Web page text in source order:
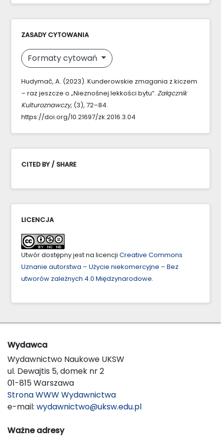
ZASADY CYTOWANIA
Formaty cytowań
Hudymač, A. (2023). Kunderowskie zmagania z kiczem
– raz jeszcze o „Nieznośnej lekkości bytu”. Załącznik
Kulturoznawczy, (3), 72–84.
https://doi.org/10.21697/zk.2016.3.04
CITED BY / SHARE
LICENCJA
Utwór dostępny jest na licencji Creative Commons
Uznanie autorstwa – Użycie niekomercyjne – Bez
utworów zależnych 4.0 Międzynarodowe.
Wydawca
Wydawnictwo Naukowe UKSW
ul. Dewajtis 5, domek nr 2
01-815 Warszawa
Strona WWW Wydawnictwa
e-mail: wydawnictwo@uksw.edu.pl
Ważne adresy